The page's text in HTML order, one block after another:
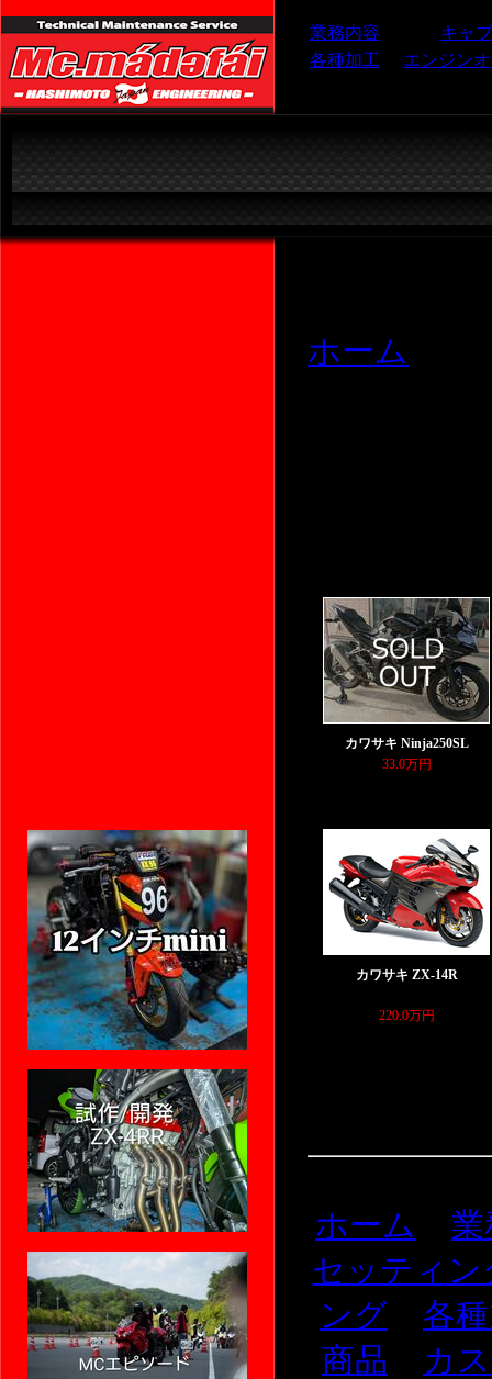
業務内容
キャ
各種加工
エンジン
ホーム
カワサキ Ninja250SL
33.0万円
カワサキ ZX-14R
220.0万円
ホーム
業
セッティン
ング
各
商品
カ